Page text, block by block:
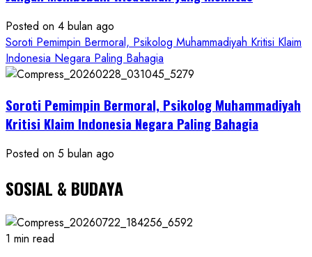
Posted on 4 bulan ago
Soroti Pemimpin Bermoral, Psikolog Muhammadiyah Kritisi Klaim
Indonesia Negara Paling Bahagia
Soroti Pemimpin Bermoral, Psikolog Muhammadiyah
Kritisi Klaim Indonesia Negara Paling Bahagia
Posted on 5 bulan ago
SOSIAL & BUDAYA
1 min read